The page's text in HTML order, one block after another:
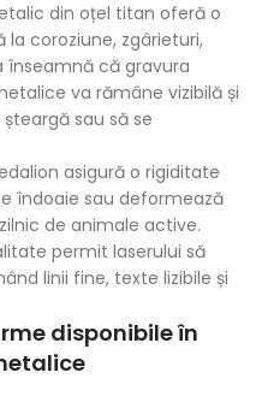
din oțel titan oferă o
coroziune, zgârieturi,
înseamnă că gravura
va rămâne vizibilă și
sau să se
asigură o rigiditate
îndoaie sau deformează
de animale active.
permit laserului să
linii fine, texte lizibile și
disponibile în